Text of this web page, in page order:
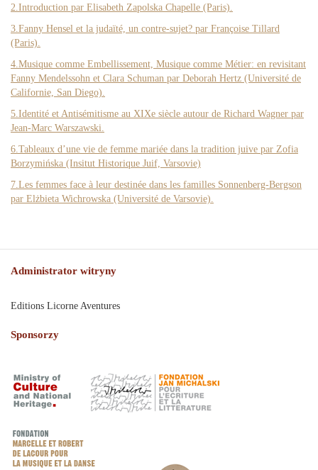
2.Introduction par Elisabeth Zapolska Chapelle (Paris).
3.Fanny Hensel et la judaïté, un contre-sujet? par Françoise Tillard
(Paris).
4.Musique comme Embellissement, Musique comme Métier: en revisitant
Fanny Mendelssohn et Clara Schuman par Deborah Hertz (Université de
Californie, San Diego).
5.Identité et Antisémitisme au XIXe siècle autour de Richard Wagner par
Jean-Marc Warszawski.
6.Tableaux d’une vie de femme mariée dans la tradition juive par Zofia
Borzymińska (Insitut Historique Juif, Varsovie)
7.Les femmes face à leur destinée dans les familles Sonnenberg-Bergson
par Elżbieta Wichrowska (Université de Varsovie).
Administrator witryny
Editions Licorne Aventures
Sponsorzy